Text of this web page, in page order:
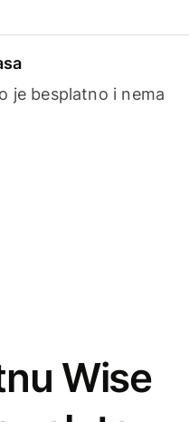
je besplatno i nema
Wise